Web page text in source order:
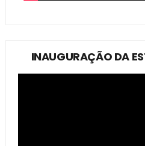
INAUGURAÇÃO DA